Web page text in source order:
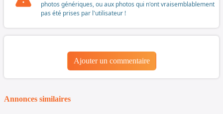
photos génériques, ou aux photos qui n'ont vraisemblablement
pas été prises par l'utilisateur !
Ajouter un commentaire
Annonces similaires